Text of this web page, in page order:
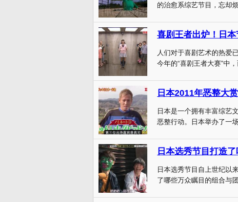
的治愈系综艺节目，忘却
喜剧王者出炉！日
人们对于喜剧艺术的热爱
今年的“喜剧王者大赛”中
日本2011年恶整大
日本是一个拥有丰富综艺
恶整行动。日本举办了一
日本选秀节目打造
日本选秀节目自上世纪以
了哪些万众瞩目的组合与